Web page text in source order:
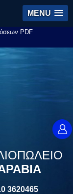
MENU
PDF
3620465